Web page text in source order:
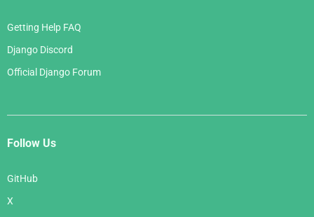
Getting Help FAQ
Django Discord
Official Django Forum
Follow Us
GitHub
X